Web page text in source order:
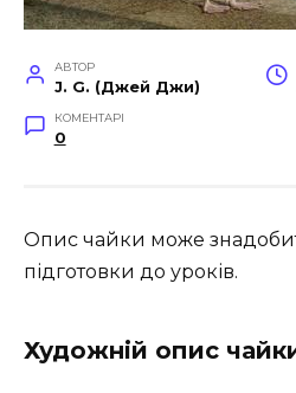
АВТОР
J. G. (Джей Джи)
КОМЕНТАРІ
0
Опис чайки може
підготовки до уроків.
Художній опис